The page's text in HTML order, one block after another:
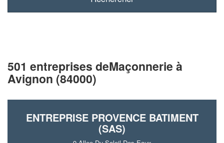
501 entreprises deMaçonnerie à
Avignon (84000)
ENTREPRISE PROVENCE BATIMENT
(SAS)